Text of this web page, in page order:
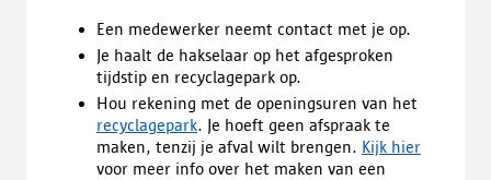
Een medewerker neemt contact met je op.
Je haalt de hakselaar op het afgesproken
tijdstip en recyclagepark op.
Hou rekening met de openingsuren van het
recyclagepark. Je hoeft geen afspraak te
maken, tenzij je afval wilt brengen. Kijk hier
voor meer info over het maken van een